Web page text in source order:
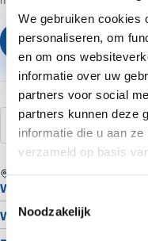
We gebruiken cookies
personaliseren, om
en om ons
informatie over uw
partners voor social
partners kunnen deze
informatie die u aan
verzameld op basis
Noodzakelijk
Plan een vrijblijvend
export CSV
REGIO
Website laten maken in
Website laten maken in